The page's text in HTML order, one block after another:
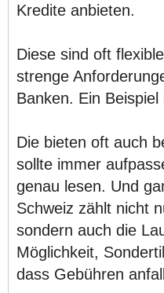
Kredite anbieten.
Diese sind oft
strenge
Banken. Ein
Die bieten oft auch
sollte immer
genau lesen. Und
Schweiz zählt nicht
sondern auch die
Möglichkeit,
dass Gebühren